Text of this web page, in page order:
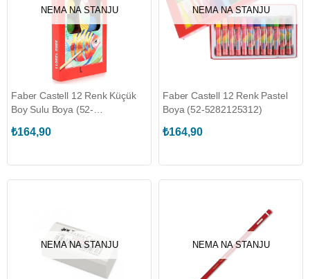
NEMA NA STANJU
Faber Castell 12 Renk Küçük
Boy Sulu Boya (52-
₺164,90
NEMA NA STANJU
Faber Castell 12 Renk Pastel
Boya (52-5282125312)
₺164,90
NEMA NA STANJU NEMA NA STANJU